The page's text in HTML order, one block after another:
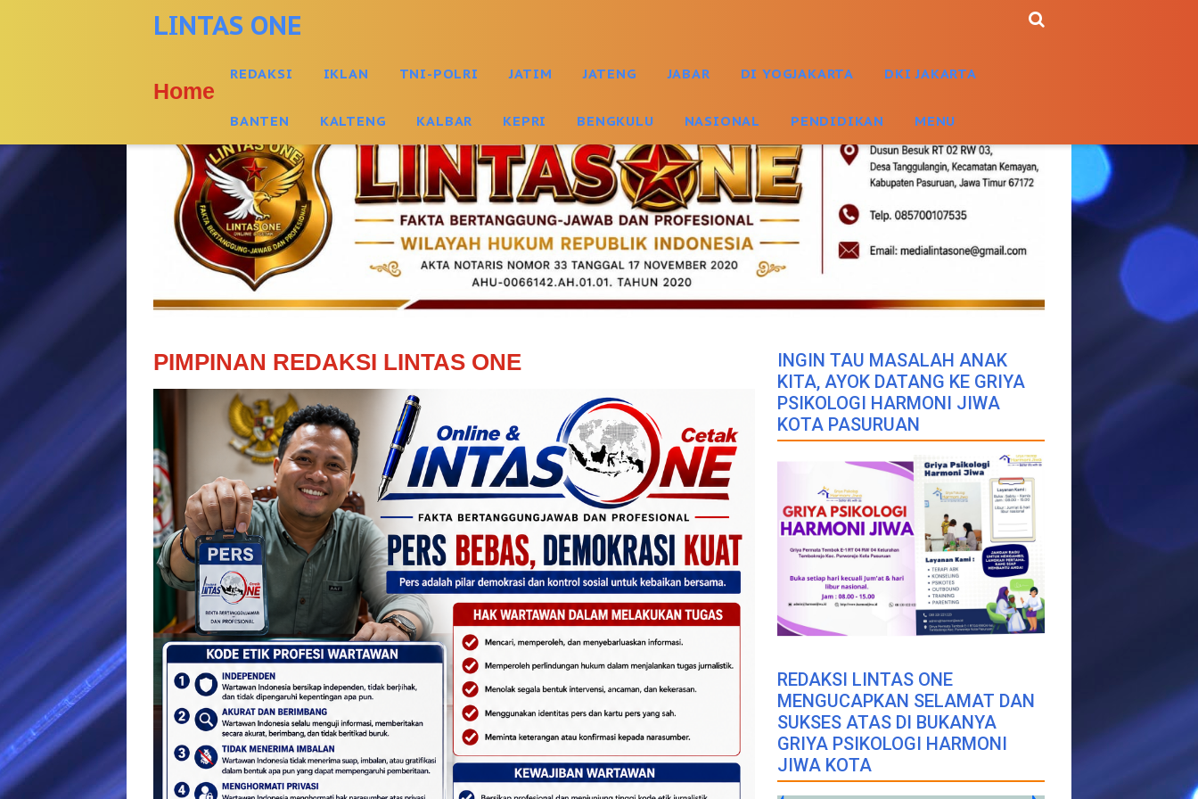
LINTAS ONE
Home
REDAKSI IKLAN TNI-POLRI JATIM JATENG JABAR DI YOGJAKARTA DKI JAKARTA
BANTEN KALTENG KALBAR KEPRI BENGKULU NASIONAL PENDIDIKAN MENU
PIMPINAN REDAKSI LINTAS ONE
INGIN TAU MASALAH ANAK
KITA, AYOK DATANG KE GRIYA
PSIKOLOGI HARMONI JIWA
KOTA PASURUAN
REDAKSI LINTAS ONE
MENGUCAPKAN SELAMAT DAN
SUKSES ATAS DI BUKANYA
GRIYA PSIKOLOGI HARMONI
JIWA KOTA